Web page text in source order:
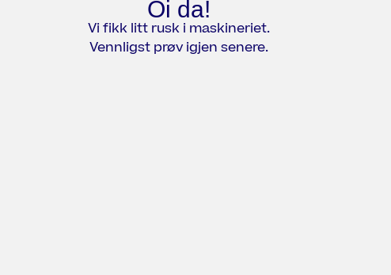
Oi da!
Vi fikk litt rusk i maskineriet.
Vennligst prøv igjen senere.